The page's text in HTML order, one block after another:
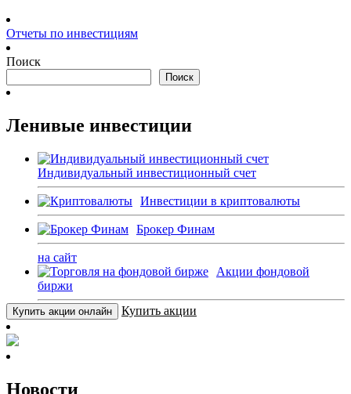
Отчеты по инвестициям
Поиск
Поиск
Ленивые инвестиции
Индивидуальный инвестиционный счет
Инвестиции в криптовалюты
Брокер Финам
на сайт
Акции фондовой
биржи
Купить акции онлайн Купить акции
Новости